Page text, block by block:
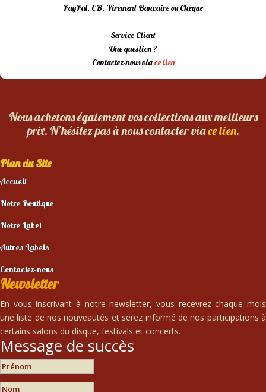
PayPal, CB, Virement Bancaire ou Chèque
Service Client
Une question ?
Contactez-nous viace lien
Nous achetons également vos collections aux meilleurs
prix. N’hésitez pas à nous contacter viace lien.
Plan du Site
Accueil
Notre Boutique
Notre Label
Autres Labels
Contactez-nous
Newsletter
En vous inscrivant à notre newsletter, vous recevrez chaque mois
une liste de nos nouveautés et serez informé de nos participations à
certains salons du disque, festivals et concerts.
Message de succès